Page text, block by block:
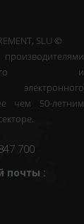
SLU ©
и
электронного
чем 50-летним
700
почты :